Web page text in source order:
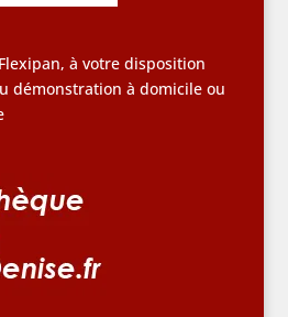
à votre disposition
démonstration à domicile ou